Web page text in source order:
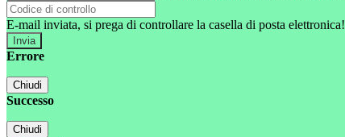
E-mail inviata, si prega di controllare la casella di posta elettronica!
Errore
Chiudi
Successo
Chiudi